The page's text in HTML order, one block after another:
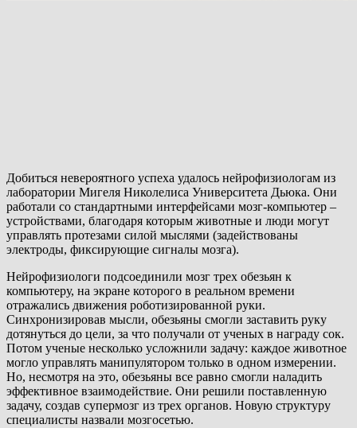
Добиться невероятного успеха удалось нейрофизиологам из
лаборатории Мигеля Николелиса Университета Дьюка. Они
работали со стандартными интерфейсами мозг-компьютер –
устройствами, благодаря которым животные и люди могут
управлять протезами силой мыслями (задействованы
электроды, фиксирующие сигналы мозга).
Нейрофизиологи подсоединили мозг трех обезьян к
компьютеру, на экране которого в реальном времени
отражались движения роботизированной руки.
Синхронизировав мысли, обезьяны смогли заставить руку
дотянуться до цели, за что получали от ученых в награду сок.
Потом ученые несколько усложнили задачу: каждое животное
могло управлять манипулятором только в одном измерении.
Но, несмотря на это, обезьяны все равно смогли наладить
эффективное взаимодействие. Они решили поставленную
задачу, создав супермозг из трех органов. Новую структуру
специалисты назвали мозгосетью.